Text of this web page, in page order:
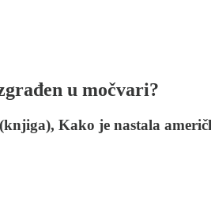
u močvari?
Kako je nastala